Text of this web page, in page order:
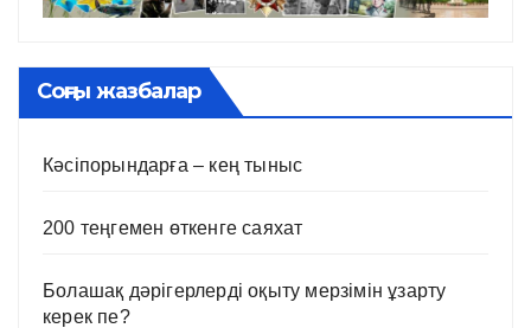
Соңғы жазбалар
Кәсіпорындарға – кең тыныс
200 теңгемен өткенге саяхат
Болашақ дәрігерлерді оқыту мерзімін ұзарту
керек пе?